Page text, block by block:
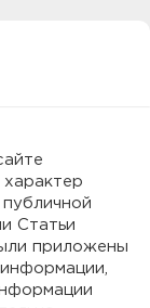
Статьи
приложены